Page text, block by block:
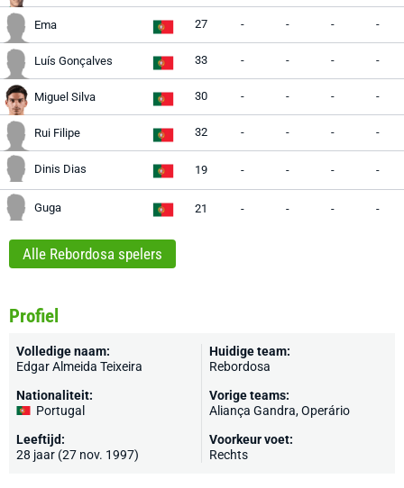
Ema 27 - - - -
Luís Gonçalves 33 - - - -
Miguel Silva 30 - - - -
Rui Filipe 32 - - - -
Dinis Dias 19 - - - -
Guga 21 - - - -
Alle Rebordosa spelers
Profiel
Volledige naam:
Edgar Almeida Teixeira
Nationaliteit:
Portugal
Leeftijd:
28 jaar (27 nov. 1997)
Huidige team:
Rebordosa
Vorige teams:
Aliança Gandra, Operário
Voorkeur voet:
Rechts